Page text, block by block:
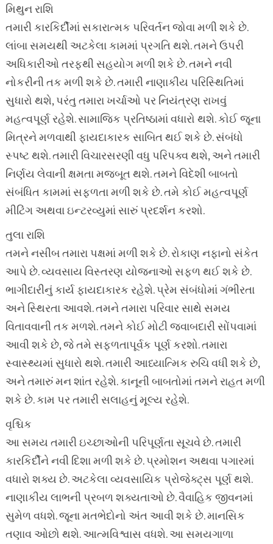
મિથુન રાશિ
તમારી કારકિર્દીમાં સકારાત્મક પરિવર્તન જોવા મળી શકે છે.
લાંબા સમયથી અટકેલા કામમાં પ્રગતિ થશે. તમને ઉપરી
અધિકારીઓ તરફથી સહયોગ મળી શકે છે. તમને નવી
નોકરીની તક મળી શકે છે. તમારી નાણાકીય પરિસ્થિતિમાં
સુધારો થશે, પરંતુ તમારા ખર્ચાઓ પર નિયંત્રણ રાખવું
મહત્વપૂર્ણ રહેશે. સામાજિક પ્રતિષ્ઠામાં વધારો થશે. કોઈ જૂના
મિત્રને મળવાથી ફાયદાકારક સાબિત થઈ શકે છે. સંબંધો
સ્પષ્ટ થશે. તમારી વિચારસરણી વધુ પરિપક્વ થશે, અને તમારી
નિર્ણય લેવાની ક્ષમતા મજબૂત થશે. તમને વિદેશી બાબતો
સંબંધિત કામમાં સફળતા મળી શકે છે. તમે કોઈ મહત્વપૂર્ણ
મીટિંગ અથવા ઇન્ટરવ્યુમાં સારું પ્રદર્શન કરશો.
તુલા રાશિ
તમને નસીબ તમારા પક્ષમાં મળી શકે છે. રોકાણ નફાનો સંકેત
આપે છે. વ્યવસાય વિસ્તરણ યોજનાઓ સફળ થઈ શકે છે.
ભાગીદારીનું કાર્ય ફાયદાકારક રહેશે. પ્રેમ સંબંધોમાં ગંભીરતા
અને સ્થિરતા આવશે. તમને તમારા પરિવાર સાથે સમય
વિતાવવાની તક મળશે. તમને કોઈ મોટી જવાબદારી સોંપવામાં
આવી શકે છે, જે તમે સફળતાપૂર્વક પૂર્ણ કરશો. તમારા
સ્વાસ્થ્યમાં સુધારો થશે. તમારી આધ્યાત્મિક રુચિ વધી શકે છે,
અને તમારું મન શાંત રહેશે. કાનૂની બાબતોમાં તમને રાહત મળી
શકે છે. કામ પર તમારી સલાહનું મૂલ્ય રહેશે.
વૃશ્ચિક
આ સમય તમારી ઇચ્છાઓની પરિપૂર્ણતા સૂચવે છે. તમારી
કારકિર્દીને નવી દિશા મળી શકે છે. પ્રમોશન અથવા પગારમાં
વધારો શક્ય છે. અટકેલા વ્યવસાયિક પ્રોજેક્ટ્સ પૂર્ણ થશે.
નાણાકીય લાભની પ્રબળ શક્યતાઓ છે. વૈવાહિક જીવનમાં
સુમેળ વધશે. જૂના મતભેદોનો અંત આવી શકે છે. માનસિક
તણાવ ઓછો થશે. આત્મવિશ્વાસ વધશે. આ સમયગાળા